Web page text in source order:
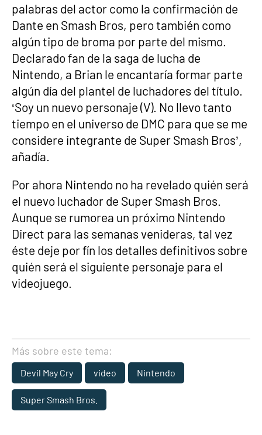
palabras del actor como la confirmación de
Dante en Smash Bros, pero también como
algún tipo de broma por parte del mismo.
Declarado fan de la saga de lucha de
Nintendo, a Brian le encantaría formar parte
algún día del plantel de luchadores del título.
‘Soy un nuevo personaje (V). No llevo tanto
tiempo en el universo de DMC para que se me
considere integrante de Super Smash Bros’,
añadía.
Por ahora Nintendo no ha revelado quién será
el nuevo luchador de Super Smash Bros.
Aunque se rumorea un próximo Nintendo
Direct para las semanas venideras, tal vez
éste deje por fín los detalles definitivos sobre
quién será el siguiente personaje para el
videojuego.
Más sobre este tema:
Devil May Cry video Nintendo
Super Smash Bros.